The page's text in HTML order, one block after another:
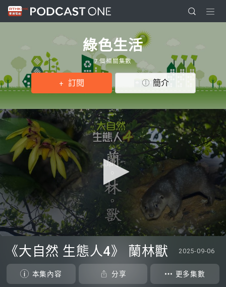
綠色生活
7 個相關集數
訂閱 簡介
seconds
seconds
《大自然 生態人4》 蘭林獸 2025-09-06
本集內容 分享 更多集數